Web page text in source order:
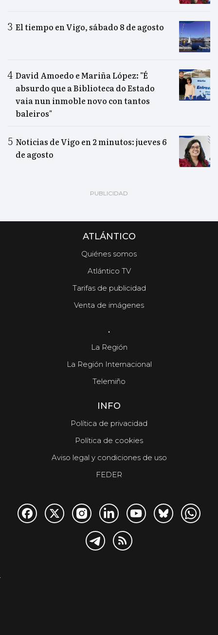
El tiempo en Vigo, sábado 8 de agosto
David Amoedo e Mariña López: "É
absurdo que a Biblioteca do Estado
vaia nun inmoble novo con tantos
baleiros"
Noticias de Vigo en 2 minutos: jueves 6
de agosto
ATLÁNTICO
Quiénes somos
Atlántico TV
Tarifas de publicidad
Venta de imágenes
.
La Región
La Región Internacional
Telemiño
INFO
Política de privacidad
Política de cookies
Aviso legal y condiciones de uso
FEDER